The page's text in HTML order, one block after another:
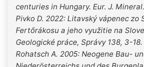
centuries in Hungary. Eur. J.
Pivko D. 2022: Litavský vápenec zo
Fertőrákosu a jeho využitie na
Geologické práce, Správy 138, 3-18.
Rohatsch A. 2005: Neogene Bau-